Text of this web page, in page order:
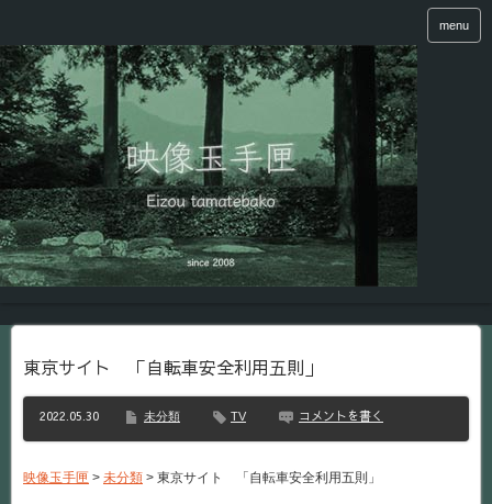
menu
東京サイト 「自転車安全利用五則」
2022.05.30 未分類 TV コメントを書く
映像玉手匣 > 未分類 > 東京サイト 「自転車安全利用五則」